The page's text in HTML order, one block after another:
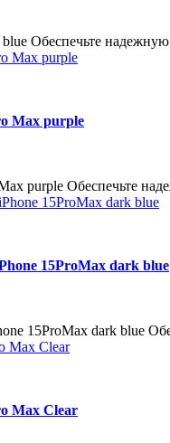
Обеспечьте
Max purple
purple Обеспечьте
15ProMax dark blue
15ProMax dark blue
Max Clear